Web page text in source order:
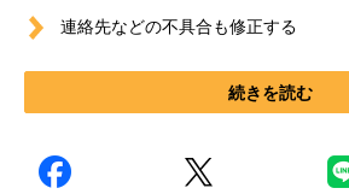
連絡先などの不具合も修正する
続きを読む